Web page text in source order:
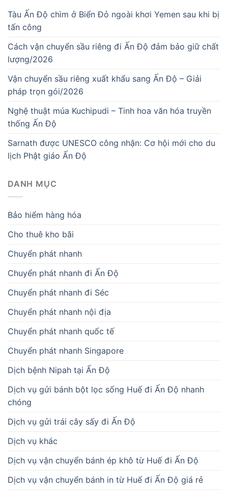
Tàu Ấn Độ chìm ở Biển Đỏ ngoài khơi Yemen sau khi bị
tấn công
Cách vận chuyển sầu riêng đi Ấn Độ đảm bảo giữ chất
lượng/2026
Vận chuyển sầu riêng xuất khẩu sang Ấn Độ – Giải
pháp trọn gói/2026
Nghệ thuật múa Kuchipudi – Tinh hoa văn hóa truyền
thống Ấn Độ
Sarnath được UNESCO công nhận: Cơ hội mới cho du
lịch Phật giáo Ấn Độ
DANH MỤC
Bảo hiểm hàng hóa
Cho thuê kho bãi
Chuyển phát nhanh
Chuyển phát nhanh đi Ấn Độ
Chuyển phát nhanh đi Séc
Chuyển phát nhanh nội địa
Chuyển phát nhanh quốc tế
Chuyển phát nhanh Singapore
Dịch bệnh Nipah tại Ấn Độ
Dịch vụ gửi bánh bột lọc sống Huế đi Ấn Độ nhanh
chóng
Dịch vụ gửi trái cây sấy đi Ấn Độ
Dịch vụ khác
Dịch vụ vận chuyển bánh ép khô từ Huế đi Ấn Độ
Dịch vụ vận chuyển bánh in từ Huế đi Ấn Độ giá rẻ